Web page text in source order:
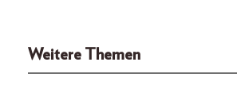
Weitere Themen